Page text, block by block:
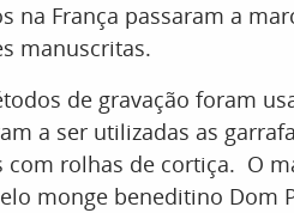
na França passaram a
manuscritas.
de gravação foram
a ser utilizadas as
com rolhas de cortiça. O
monge beneditino Dom